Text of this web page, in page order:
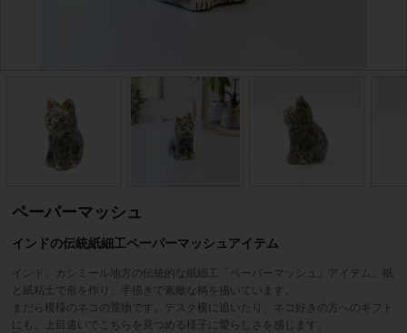
ペーパーマッシュ
インドの伝統紙細工ペーパーマッシュアイテム
インド、カシミール地方の伝統的な紙細工「ペーパーマッシュ」アイテム。紙
と紙粘土で形を作り、手描きで素敵な柄を描いています。
まだら模様のネコの置物です。デスク横に追いたり、ネコ好きの方へのギフト
にも。上目遣いでこちらを見つめる様子に愛らしさを感じます。